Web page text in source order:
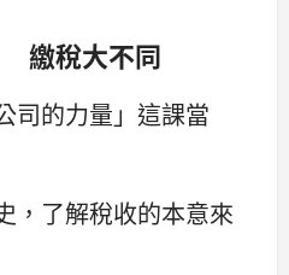
繳稅大不同
司的力量」這課當
，了解稅收的本意來